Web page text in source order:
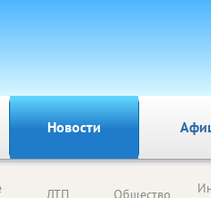
Новости
ДТП Общество